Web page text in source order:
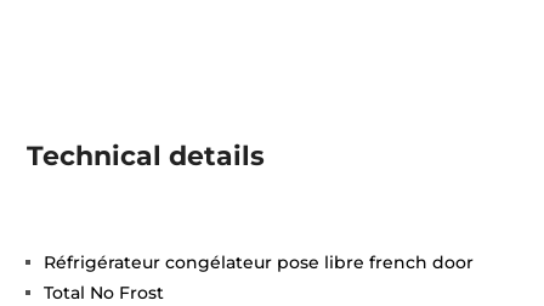
Technical details
Réfrigérateur congélateur pose libre french door
Total No Frost